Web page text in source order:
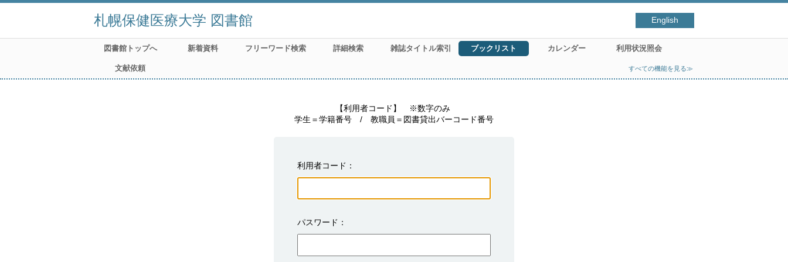
札幌保健医療大学 図書館 English
図書館トップへ 新着資料 フリーワード検索 詳細検索 雑誌タイトル索引 ブックリスト カレンダー 利用状況照会
文献依頼 すべての機能を見る≫
【利用者コード】　※数字のみ
学生＝学籍番号　/　教職員＝図書貸出バーコード番号
利用者コード
パスワード